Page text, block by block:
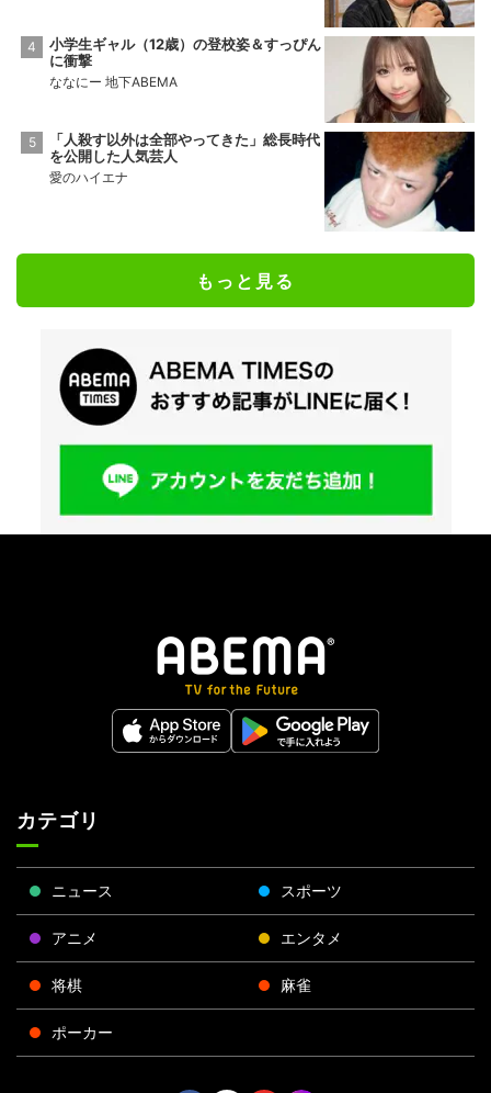
小学生ギャル（12歳）の登校姿＆すっぴん
に衝撃
ななにー 地下ABEMA
「人殺す以外は全部やってきた」総長時代
を公開した人気芸人
愛のハイエナ
もっと見る
カテゴリ
ニュース スポーツ
アニメ エンタメ
将棋 麻雀
ポーカー